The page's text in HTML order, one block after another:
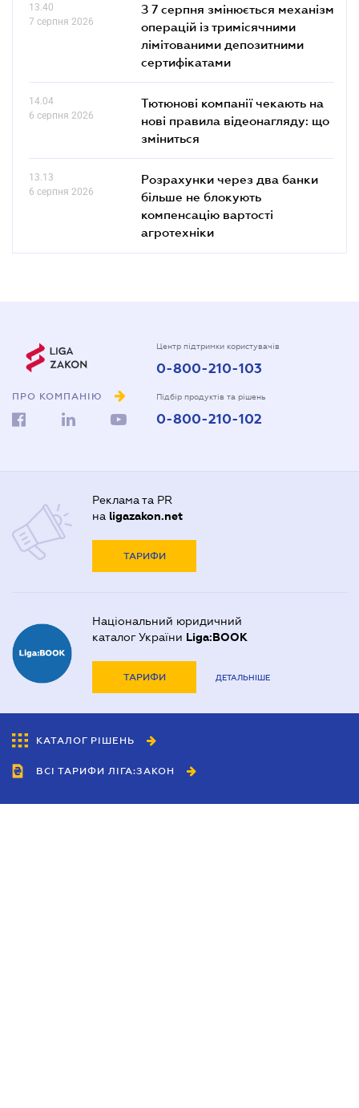
13.40
7 серпня 2026
З 7 серпня змінюється механізм
операцій із тримісячними
лімітованими депозитними
сертифікатами
14.04
6 серпня 2026
Тютюнові компанії чекають на
нові правила відеонагляду: що
зміниться
13.13
6 серпня 2026
Розрахунки через два банки
більше не блокують
компенсацію вартості
агротехніки
ПРО КОМПАНІЮ
Центр підтримки користувачів
0-800-210-103
Підбір продуктів та рішень
0-800-210-102
Реклама та PR
на ligazakon.net
ТАРИФИ
Національний юридичний
каталог України Liga:BOOK
ТАРИФИ ДЕТАЛЬНІШЕ
КАТАЛОГ РІШЕНЬ
ВСІ ТАРИФИ ЛІГА:ЗАКОН